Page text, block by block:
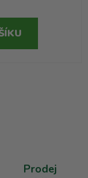
Prodej